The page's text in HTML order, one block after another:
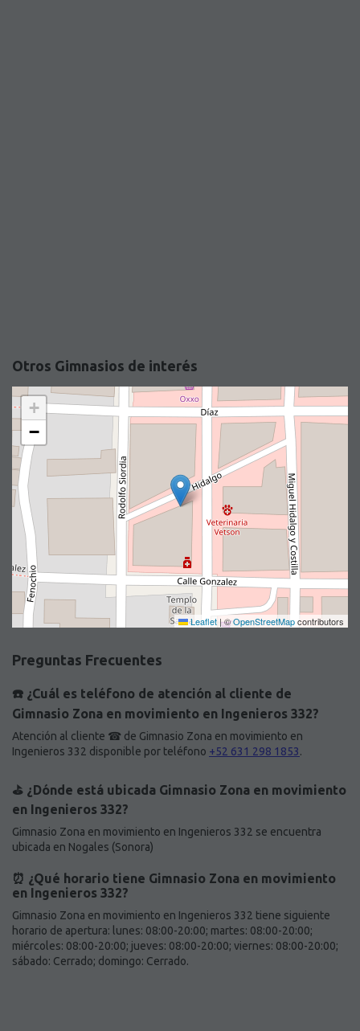
Otros Gimnasios de interés
+
−
Leaflet |©OpenStreetMapcontributors
Preguntas Frecuentes
☎️ ¿Cuál es teléfono de atención al cliente de
Gimnasio Zona en movimiento en Ingenieros 332?
Atención al cliente ☎ de Gimnasio Zona en movimiento en
Ingenieros 332 disponible por teléfono +52 631 298 1853.
⛳️ ¿Dónde está ubicada Gimnasio Zona en movimiento
en Ingenieros 332?
Gimnasio Zona en movimiento en Ingenieros 332 se encuentra
ubicada en Nogales (Sonora)
⏰ ¿Qué horario tiene Gimnasio Zona en movimiento
en Ingenieros 332?
Gimnasio Zona en movimiento en Ingenieros 332 tiene siguiente
horario de apertura: lunes: 08:00-20:00; martes: 08:00-20:00;
miércoles: 08:00-20:00; jueves: 08:00-20:00; viernes: 08:00-20:00;
sábado: Cerrado; domingo: Cerrado.